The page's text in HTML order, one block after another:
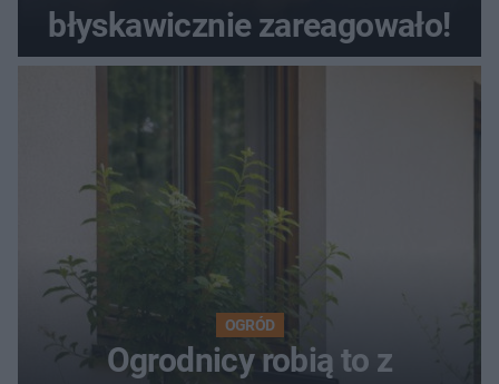
błyskawicznie zareagowało!
OGRÓD
Ogrodnicy robią to z